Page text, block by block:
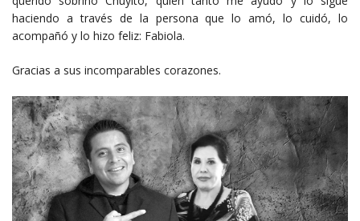
haciendo a través de la persona que lo amó, lo cuidó, lo
acompañó y lo hizo feliz: Fabiola.
Gracias a sus incomparables corazones.